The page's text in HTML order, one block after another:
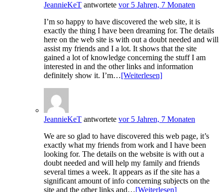
JeannieKeT antwortete vor 5 Jahren, 7 Monaten
I’m so happy to have discovered the web site, it is
exactly the thing I have been dreaming for. The details
here on the web site is with out a doubt needed and will
assist my friends and I a lot. It shows that the site
gained a lot of knowledge concerning the stuff I am
interested in and the other links and information
definitely show it. I’m…[Weiterlesen]
JeannieKeT antwortete vor 5 Jahren, 7 Monaten
We are so glad to have discovered this web page, it’s
exactly what my friends from work and I have been
looking for. The details on the website is with out a
doubt needed and will help my family and friends
several times a week. It appears as if the site has a
significant amount of info concerning subjects on the
site and the other links and…[Weiterlesen]